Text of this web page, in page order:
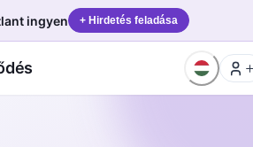
ingyen + Hirdetés feladása